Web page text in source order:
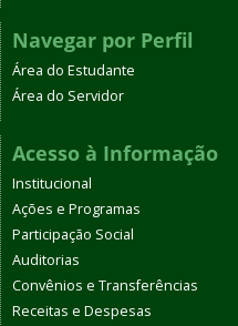
Navegar por Perfil
Área do Estudante
Área do Servidor
Acesso à Informação
Institucional
Ações e Programas
Participação Social
Auditorias
Convênios e Transferências
Receitas e Despesas